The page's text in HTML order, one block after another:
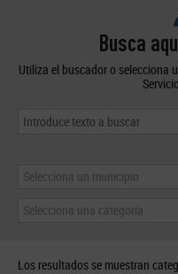
Busca
Utiliza el buscador o selecciona
Selecciona un municipio
Selecciona una categoría
Los resultados se muestran